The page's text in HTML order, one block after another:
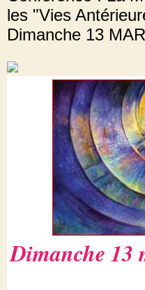
les "Vies
Dimanche 13
Dimanche 13